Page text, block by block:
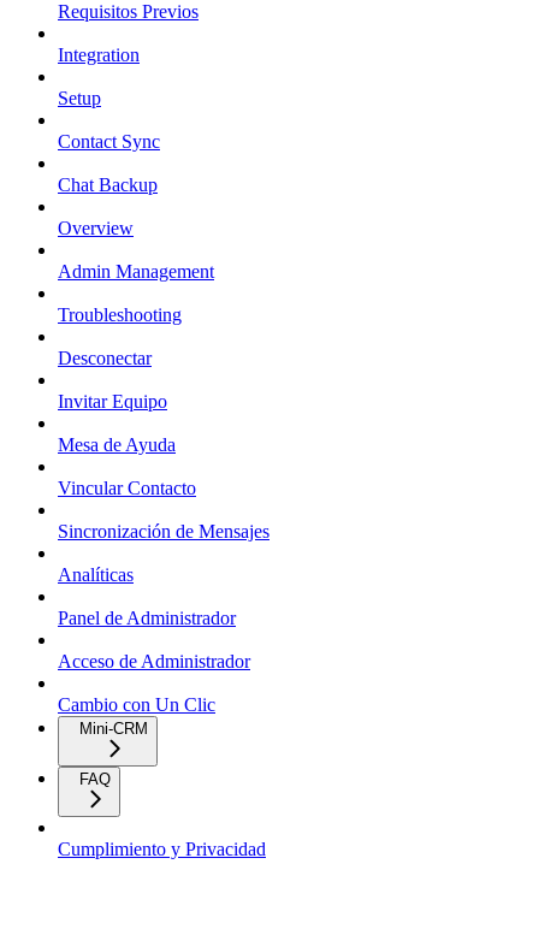
Requisitos Previos
Integration
Setup
Contact Sync
Chat Backup
Overview
Admin Management
Troubleshooting
Desconectar
Invitar Equipo
Mesa de Ayuda
Vincular Contacto
Sincronización de Mensajes
Analíticas
Panel de Administrador
Acceso de Administrador
Cambio con Un Clic
Mini-CRM
FAQ
Cumplimiento y Privacidad